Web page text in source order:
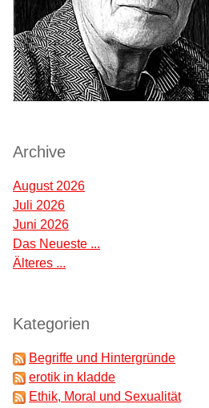
Archive
August 2026
Juli 2026
Juni 2026
Das Neueste ...
Älteres ...
Kategorien
Begriffe und Hintergründe
erotik in kladde
Ethik, Moral und Sexualität